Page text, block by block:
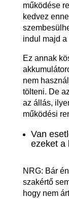
működése
kedvez
indul majd a
Ez annak
nem
tölteni. De
az állás,
működési
Van
ezeket a
NRG: Bár
szakértő
hogy nem